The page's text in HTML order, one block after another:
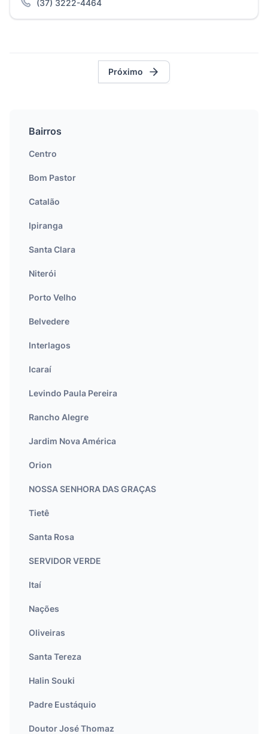
(37) 3222-4464
Próximo
Bairros
Centro
Bom Pastor
Catalão
Ipiranga
Santa Clara
Niterói
Porto Velho
Belvedere
Interlagos
Icaraí
Levindo Paula Pereira
Rancho Alegre
Jardim Nova América
Orion
NOSSA SENHORA DAS GRAÇAS
Tietê
Santa Rosa
SERVIDOR VERDE
Itaí
Nações
Oliveiras
Santa Tereza
Halin Souki
Padre Eustáquio
Doutor José Thomaz